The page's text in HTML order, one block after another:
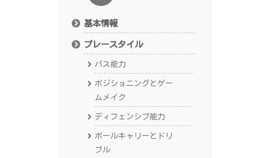
基本情報
プレースタイル
パス能力
ポジショニングとゲー
ムメイク
ディフェンシブ能力
ボールキャリーとドリ
ブル